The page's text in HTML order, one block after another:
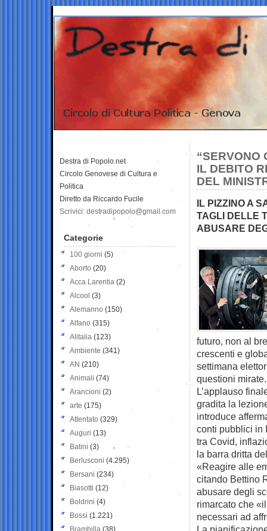
“SERVONO
IL DEBITO
DEL
IL PIZZINO A
TAGLI DELLE
ABUSARE
futuro, non al
crescenti e
settimana
questioni mirate.
L’applauso
gradita la
introduce
conti pubblici in
tra Covid,
la barra dritta
«Reagire alle
citando Bettino
abusare degli
rimarcato che
necessari ad
Destra di Popolo.net
Circolo Genovese di Cultura e
Politica
Diretto da Riccardo Fucile
Scrivici: destradipopolo@gmail.com
Categorie
100 giorni (5)
Aborto (20)
Acca Larentia (2)
Alcool (3)
Alemanno (150)
Alfano (315)
Alitalia (123)
Ambiente (341)
AN (210)
Animali (74)
Arancioni (2)
arte (175)
Attentato (329)
Auguri (13)
Batini (3)
Berlusconi (4.295)
Bersani (234)
Biasotti (12)
Boldrini (4)
Bossi (1.221)
Brambilla (38)